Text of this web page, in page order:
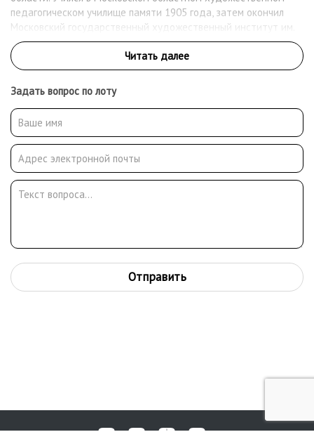
педагогическом училище памяти 1905 года, затем окончил
Московский государственный художественный институт им.
В.И. Сурикова (1957). Учился у профессора П. Покаржевского.
Участвовал в художественных выставках с 1949 года. Работы
А.А. Дорохова находятся в картинной галерее в Шушенском, в
частных коллекциях в России и за рубежом: Германии,
Франции, Бельгии, Англии, Японии, Корее.
Задать вопрос по лоту
Отправить